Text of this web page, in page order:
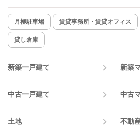
新着のみ
該当件数:
月極駐車場 賃貸事務所・賃貸オフィス
貸し倉庫
新築一戸建て 新築
中古一戸建て 中古
土地 不動